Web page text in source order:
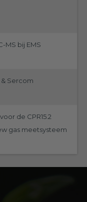
MS bij EMS
Sercom
de CPR15.2
gas meetsysteem